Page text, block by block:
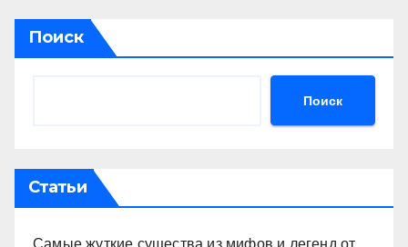
Поиск
Поиск
Статьи
Самые жуткие существа из мифов и легенд от